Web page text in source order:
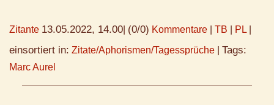
Zitante 13.05.2022, 14.00 (0/0) Kommentare TB PL
einsortiert in: Zitate/Aphorismen/Tagessprüche Tags:
Marc Aurel